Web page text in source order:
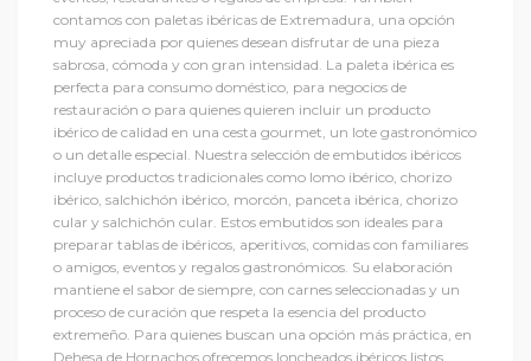
contamos con paletas ibéricas de Extremadura, una opción
muy apreciada por quienes desean disfrutar de una pieza
sabrosa, cómoda y con gran intensidad. La paleta ibérica es
perfecta para consumo doméstico, para negocios de
restauración o para quienes quieren incluir un producto
ibérico de calidad en una cesta gourmet, un lote gastronómico
o un detalle especial. Nuestra selección de embutidos ibéricos
incluye productos tradicionales como lomo ibérico, chorizo
ibérico, salchichón ibérico, morcón, panceta ibérica, chorizo
cular y salchichón cular. Estos embutidos son ideales para
preparar tablas de ibéricos, aperitivos, comidas con familiares
o amigos, eventos y regalos gastronómicos. Su elaboración
mantiene el sabor de siempre, con carnes seleccionadas y un
proceso de curación que respeta la esencia del producto
extremeño. Para quienes buscan una opción más práctica, en
Dehesa de Hornachos ofrecemos loncheados ibéricos listos